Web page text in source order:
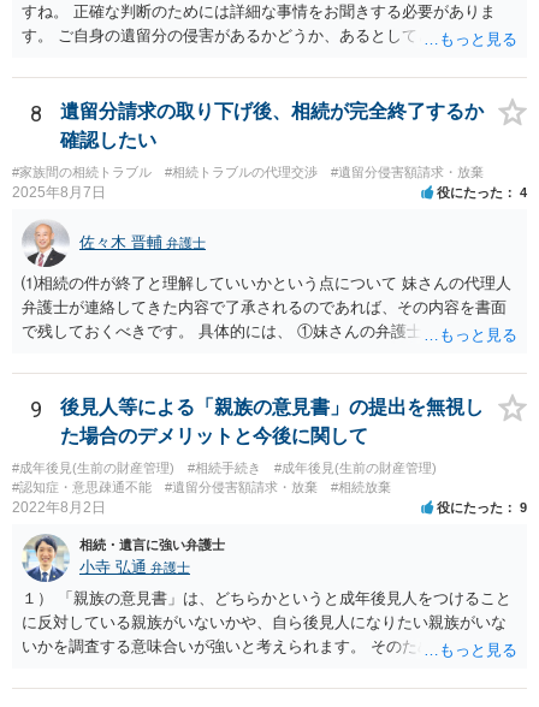
すね。 正確な判断のためには詳細な事情をお聞きする必要がありま
す。 ご自身の遺留分の侵害があるかどうか、あるとしてどの程度の金
相談されるのが良いと思います。
8
遺留分請求の取り下げ後、相続が完全終了するか
確認したい
#家族間の相続トラブル #相続トラブルの代理交渉 #遺留分侵害額請求・放棄
2025年8月7日 役にたった 4
佐々木 晋輔 弁護士
⑴相続の件が終了と理解していいかという点について 妹さんの代理人
弁護士が連絡してきた内容で了承されるのであれば、その内容を書面
で残しておくべきです。 具体的には、 ①妹さんの弁護士に対して、連
の預金を振り込めば終了など）を記載した合意書等の書面を作成して
もらう。 ②相談者様はその書面の内容をしっかり確認する。納得でき
ない部分があれば、説明を求めたり、修正を求める。 なお、相続に
関してお互いに債権債務がないことを確認する旨を記載してもらいま
しょう。その記載があれば、相続の件は終了となります。 ③合意書等
が納得できる内容になれば、お互いに署名捺印する。 という流れで
捺印する前に、相談者様も別の弁護士に相談して確認してもらうので
もいいと思います。 ⑵振込先が弁護士宛であることについて 代理人弁
護士の預り口座を振込先とするのはよくあることです。 問題ないと思
います。
9
後見人等による「親族の意見書」の提出を無視し
た場合のデメリットと今後に関して
#成年後見(生前の財産管理) #相続手続き
#成年後見(生前の財産管理)
#認知症・意思疎通不能
#遺留分侵害額請求・放棄 #相続放棄
2022年8月2日 役にたった 9
相続・遺言に強い弁護士
小寺 弘通 弁護士
１） 「親族の意見書」は、どちらかというと成年後見人をつけること
に反対している親族がいないかや、自ら後見人になりたい親族がいな
いかを調査する意味合いが強いと考えられます。 そのため、ご相談の
す。 ２） 場合によっては、介護や被後見人の財産の処分等に関して、